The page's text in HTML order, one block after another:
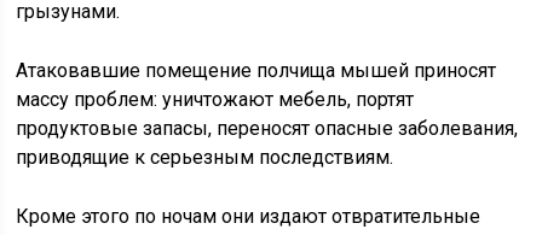
грызунами.
Атаковавшие помещение полчища мышей приносят
массу проблем: уничтожают мебель, портят
продуктовые запасы, переносят опасные заболевания,
приводящие к серьезным последствиям.
Кроме этого по ночам они издают отвратительные